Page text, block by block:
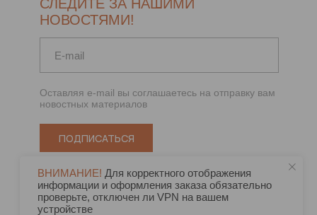
СЛЕДИТЕ ЗА НАШИМИ
НОВОСТЯМИ!
Оставляя e-mail вы соглашаетесь на отправку вам
новостных материалов
ПОДПИСАТЬСЯ
ВНИМАНИЕ! Для корректного отображения
информации и оформления заказа обязательно
проверьте, отключен ли VPN на вашем
устройстве